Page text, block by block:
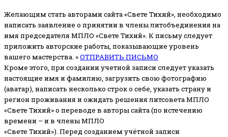
Желающим стать авторами сайта «Свете Тихий», необходимо
написать заявление о принятии в члены литобъединения на
имя председателя МПЛО «Свете Тихий». К письму следует
приложить авторские работы, показывающие уровень
вашего мастерства. »ОТПРАВИТЬ ПИСЬМО
Кроме этого, при создании учетной записи следует указать
настоящие имя и фамилию, загрузить свою фотографию
(аватар), написать несколько строк о себе, указать страну и
регион проживания и ожидать решения литсовета МПЛО
«Свете Тихий» о переводе в авторы сайта (по истечению
времени – и в члены МПЛО
«Свете Тихий»). Перед созданием учётной записи